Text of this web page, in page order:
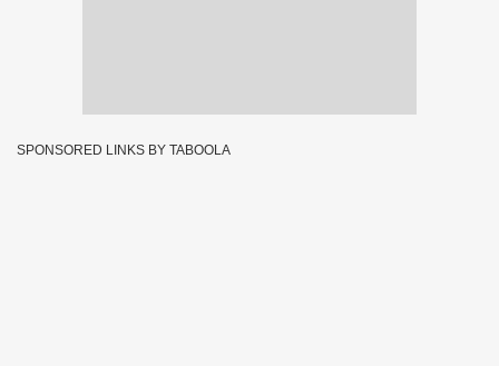
SPONSORED LINKS BY TABOOLA